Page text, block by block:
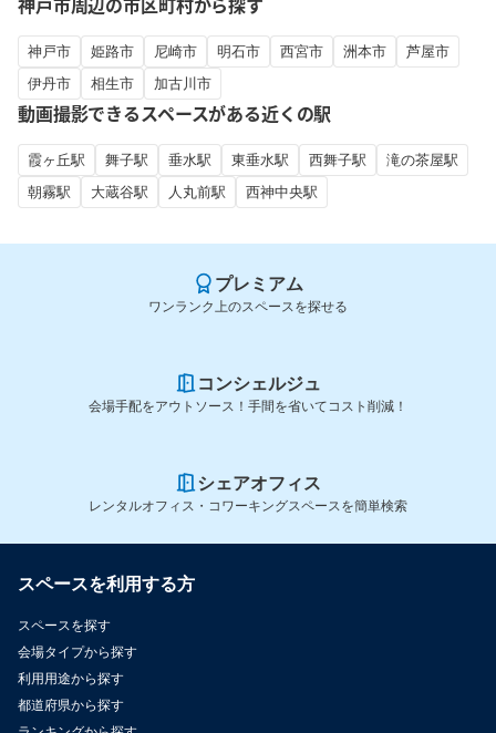
神戸市 姫路市 尼崎市 明石市 西宮市 洲本市
芦屋市
伊丹市
相生市 加古川市
動画撮影できるスペースがある近くの駅
霞ヶ丘駅 舞子駅 垂水駅 東垂水駅 西舞子駅
滝の茶屋駅
朝霧駅
大蔵谷駅 人丸前駅 西神中央駅
プレミアム
ワンランク上のスペースを探せる
コンシェルジュ
会場手配をアウトソース！手間を省いてコスト削減！
シェアオフィス
レンタルオフィス・コワーキングスペースを簡単検索
スペースを利用する方
スペースを探す
会場タイプから探す
利用用途から探す
都道府県から探す